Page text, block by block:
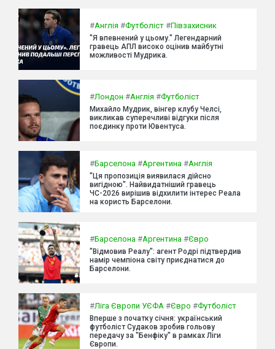
#Англія #Футболіст #Півзахисник
"Я впевнений у цьому." Легендарний
гравець АПЛ високо оцінив майбутні
можливості Мудрика.
#Лондон #Англія #Футболіст
Михайло Мудрик, вінгер клубу Челсі,
викликав суперечливі відгуки після
поєдинку проти Ювентуса.
#Барселона #Аргентина #Англія
"Ця пропозиція виявилася дійсно
вигідною". Найвидатніший гравець
ЧС-2026 вирішив відхилити інтерес Реала
на користь Барселони.
#Барселона #Аргентина #Євро
"Відмовив Реалу": агент Родрі підтвердив
намір чемпіона світу приєднатися до
Барселони.
#Ліга Європи УЄФА #Євро #Футболіст
Вперше з початку січня: український
футболіст Судаков зробив гольову
передачу за "Бенфіку" в рамках Ліги
Європи.